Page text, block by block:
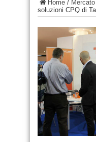
Home / Mercato
soluzioni CPQ di